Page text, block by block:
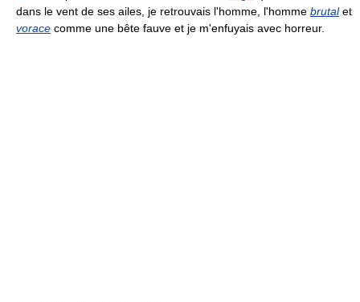
dans le vent de ses ailes, je retrouvais l'homme, l'homme brutalet
vorace comme une bête fauve et je m'enfuyais avec horreur.